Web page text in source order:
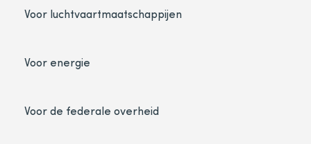
Voor luchtvaartmaatschappijen
Voor energie
Voor de federale overheid